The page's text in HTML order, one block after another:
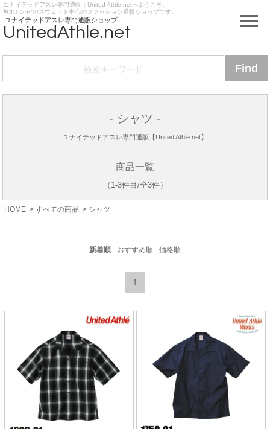
https://www.unitedathle.net
ユナイテッドアスレ専門通販｜United Athle.netへようこそ。
無地Tシャツ/スウェット中心のファッション通販ショップです。
ユナイテッドアスレ専門通販ショップ
UnitedAthle.net
- シャツ -
ユナイテッドアスレ専門通販【United Athle.net】
商品一覧
（1-3件目/全3件）
HOME > すべての商品 > シャツ
新着順- おすすめ順- 価格順
1